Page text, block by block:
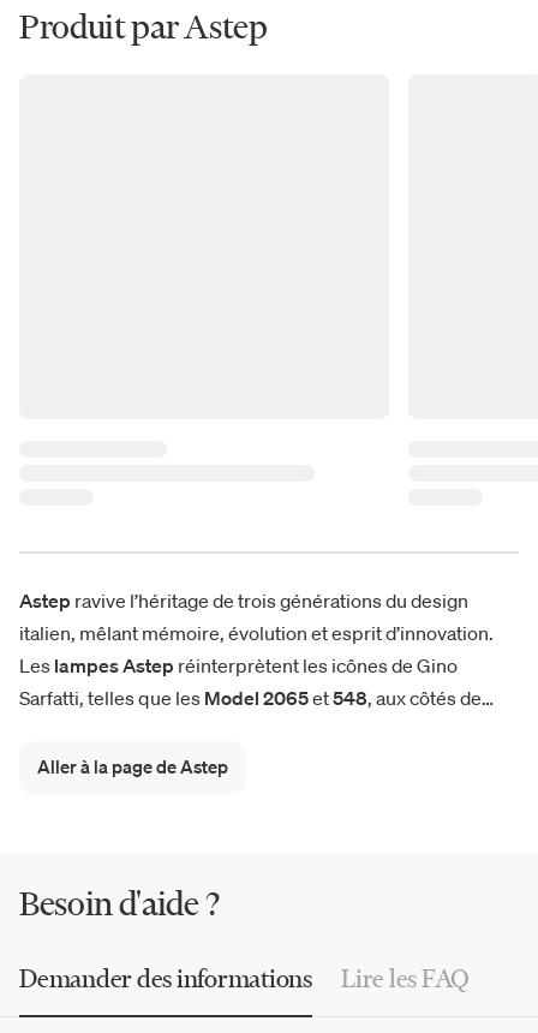
Produit par Astep
Astep ravive l’héritage de trois générations du design
italien, mêlant mémoire, évolution et esprit d’innovation.
Les lampes Astep réinterprètent les icônes de Gino
Sarfatti, telles que les Model 2065et548, aux côtés de
Vittoriano Viganó ou laNox
vision profondément contemporaine.
Aller à la page de Astep
Besoin d'aide ?
Demander des informations Lire les FAQ